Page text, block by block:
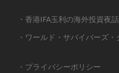
・香港IFA玉利の海外投資夜
・ワールド・サバイバーズ・
・プライバシーポリシー